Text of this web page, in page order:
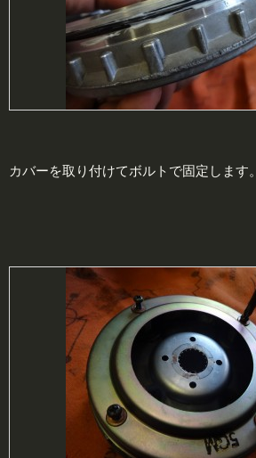
カバーを取り付けてボルトで固定します。